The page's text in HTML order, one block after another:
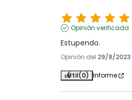
Opinión verificada
Estupendo.
Opinión del 29/8/2023
Útil(0) Informe